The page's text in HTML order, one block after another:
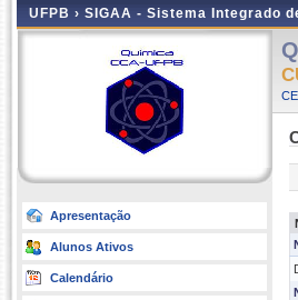
UFPB › SIGAA - Sistema Integrado
Apresentação
Alunos Ativos
Calendário